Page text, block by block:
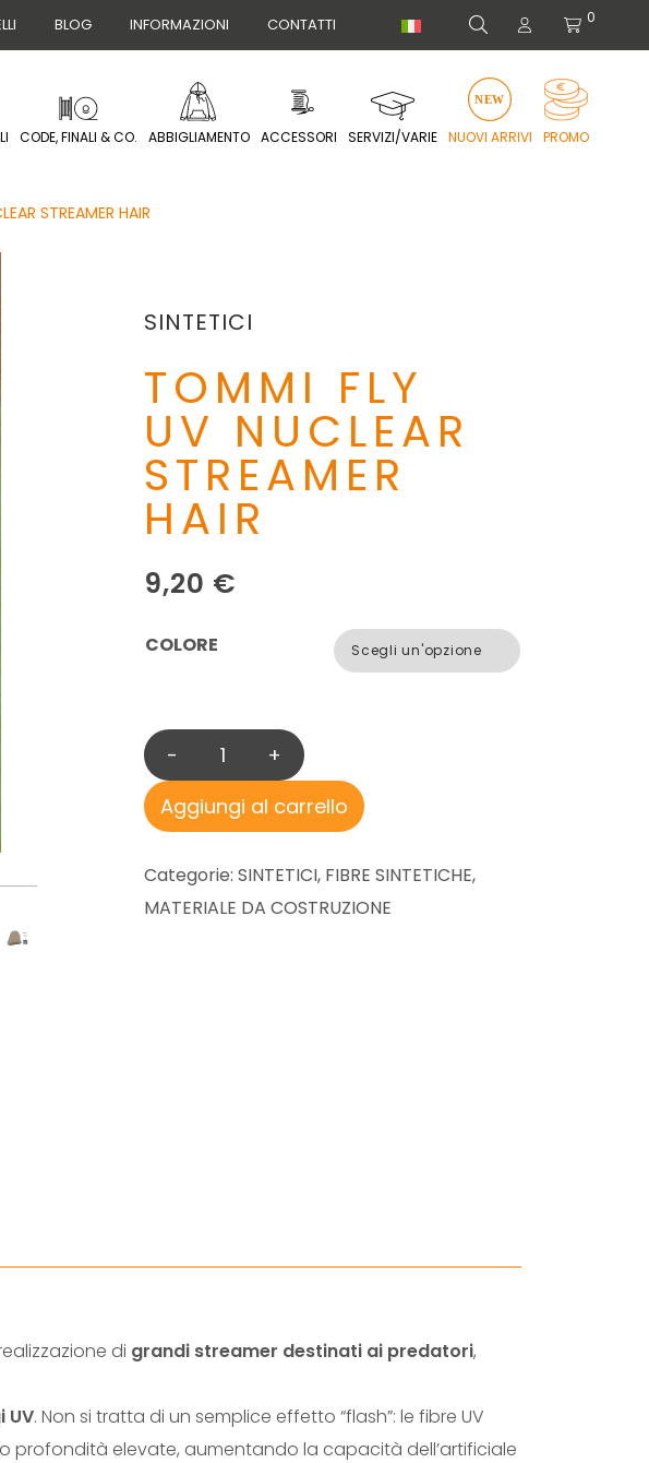
BLOG INFORMAZIONI CONTATTI 0
CODE, FINALI & CO. ABBIGLIAMENTO ACCESSORI SERVIZI/VARIE NUOVI ARRIVI PROMO
STREAMER HAIR
SINTETICI
TOMMI FLY
UV NUCLEAR
STREAMER
HAIR
9,20 €
COLORE
T
O
M
I
F
T
E
A
-
+
Aggiungi al carrello
Categorie: SINTETICI, FIBRE SINTETICHE,
MATERIALE DA COSTRUZIONE
di grandi streamer destinati ai predatori,
UV. Non si tratta di un semplice effetto “flash”: le fibre UV
profondità elevate, aumentando la capacità dell’artificiale